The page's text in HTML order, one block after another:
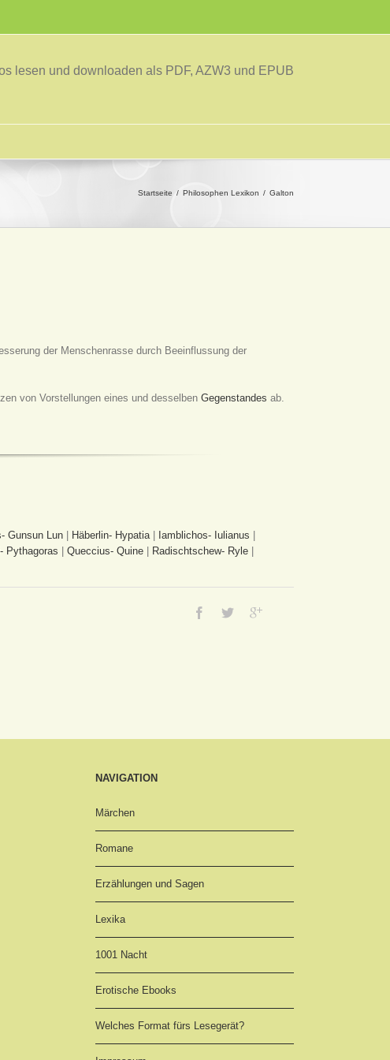
lesen und downloaden als PDF, AZW3 und EPUB
Startseite Philosophen Lexikon Galton
der Menschenrasse durch Beeinflussung der
von Vorstellungen eines und desselben Gegenstandes ab.
Gunsun Lun Häberlin- Hypatia Iamblichos- Iulianus
Pythagoras Queccius- Quine Radischtschew- Ryle
NAVIGATION
Märchen
Romane
Erzählungen und Sagen
Lexika
1001 Nacht
Erotische Ebooks
Welches Format fürs Lesegerät?